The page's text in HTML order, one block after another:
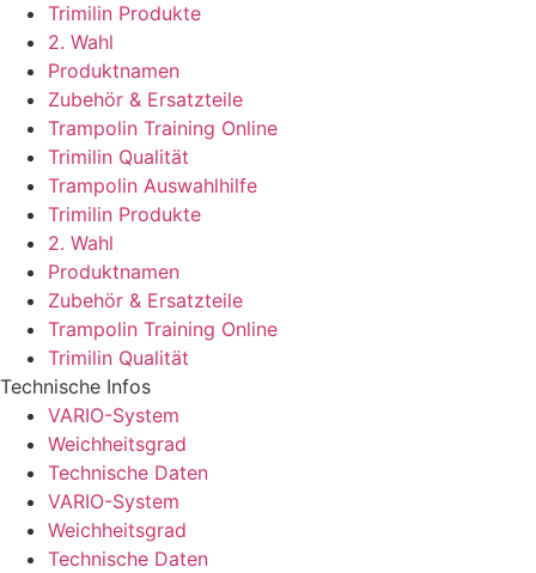
Trimilin Produkte
2. Wahl
Produktnamen
Zubehör & Ersatzteile
Trampolin Training Online
Trimilin Qualität
Trampolin Auswahlhilfe
Trimilin Produkte
2. Wahl
Produktnamen
Zubehör & Ersatzteile
Trampolin Training Online
Trimilin Qualität
Technische Infos
VARIO-System
Weichheitsgrad
Technische Daten
VARIO-System
Weichheitsgrad
Technische Daten